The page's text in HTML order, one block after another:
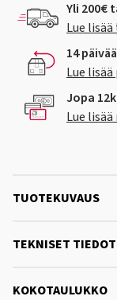
Yli 200€
Lue
14
Lue
Jopa
Lue
TUOTEKUVAUS
TEKNISET TIEDOT
KOKOTAULUKKO